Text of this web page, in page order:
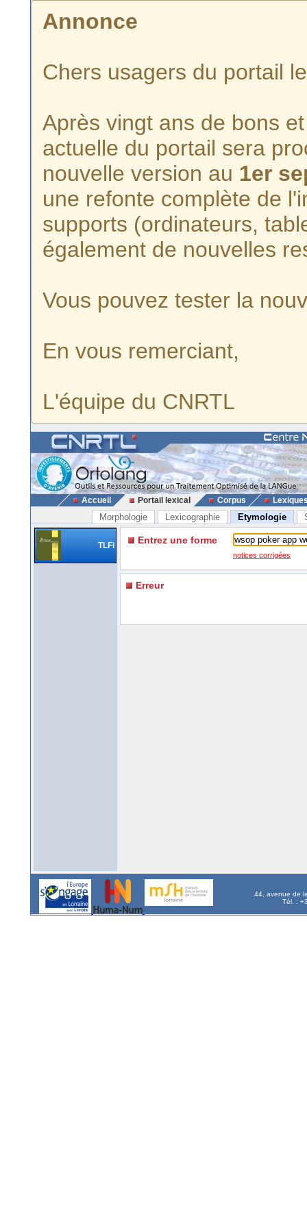
Annonce
Chers usagers du portail
Après vingt ans de bons
actuelle du portail sera
nouvelle version au 1er
une refonte complète de
supports (ordinateurs,
également de nouvelles
Vous pouvez tester la
En vous remerciant,
L'équipe du CNRTL
Accueil Portail lexical Corpus
Morphologie Lexicographie Etymologie
TLFi Entrez une forme
notices corrigées
Erreur
44, avenue de
Tél. :